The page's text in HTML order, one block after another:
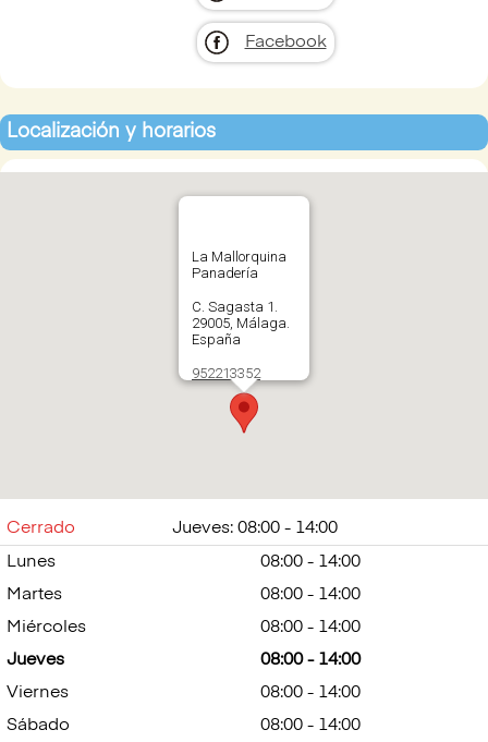
Facebook
Localización y horarios
La Mallorquina
Panadería
C. Sagasta 1.
29005, Málaga.
España
952213352
Abrir en Google
Cerrado
Jueves: 08:00 - 14:00
Lunes
08:00 - 14:00
Martes
08:00 - 14:00
Miércoles
08:00 - 14:00
Jueves
08:00 - 14:00
Viernes
08:00 - 14:00
Sábado
08:00 - 14:00